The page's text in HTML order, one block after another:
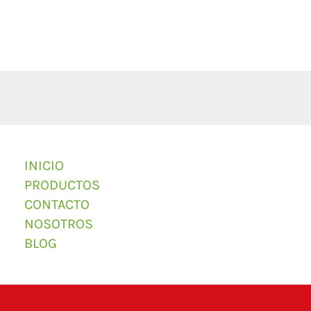
INICIO
PRODUCTOS
CONTACTO
NOSOTROS
BLOG